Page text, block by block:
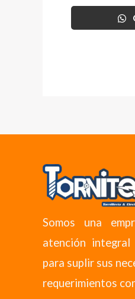
Somos una
atención
para suplir sus
requerimientos